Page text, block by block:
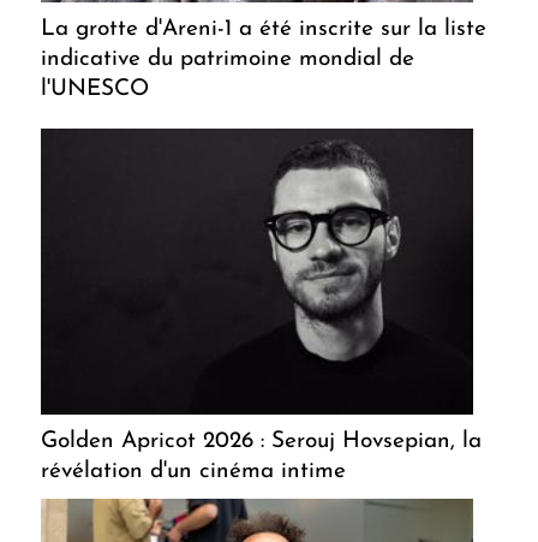
La grotte d'Areni-1 a été inscrite sur la liste
indicative du patrimoine mondial de
l'UNESCO
Golden Apricot 2026 : Serouj Hovsepian, la
révélation d'un cinéma intime